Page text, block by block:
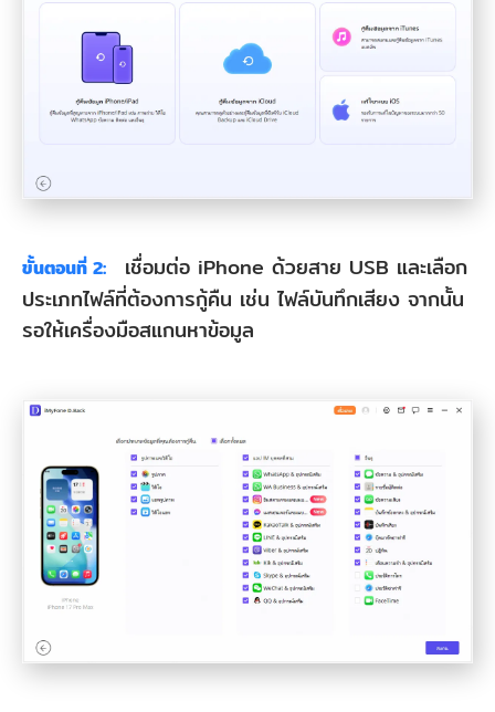
ขั้นตอนที่ 2:
เชื่อมต่อ iPhone ด้วยสาย USB และเลือก
ประเภทไฟล์ที่ต้องการกู้คืน เช่น ไฟล์บันทึกเสียง จากนั้น
รอให้เครื่องมือสแกนหาข้อมูล